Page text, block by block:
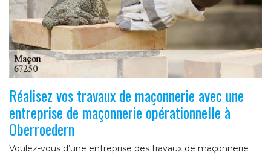
Réalisez vos travaux de maçonnerie avec une
entreprise de maçonnerie opérationnelle à
Oberroedern
Voulez-vous d’une entreprise des travaux de maçonnerie